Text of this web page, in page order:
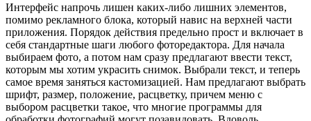
Интерфейс напрочь лишен каких-либо лишних элементов,
помимо рекламного блока, который навис на верхней части
приложения. Порядок действия предельно прост и включает в
себя стандартные шаги любого фоторедактора. Для начала
выбираем фото, а потом нам сразу предлагают ввести текст,
которым мы хотим украсить снимок. Выбрали текст, и теперь
самое время заняться кастомизацией. Нам предлагают выбрать
шрифт, размер, положение, расцветку, причем меню с
выбором расцветки такое, что многие программы для